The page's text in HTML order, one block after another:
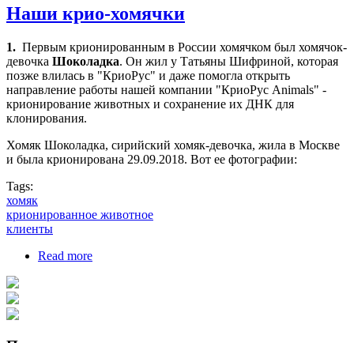
Наши крио-хомячки
1. Первым крионированным в России хомячком был хомячок-
девочка Шоколадка. Он жил у Татьяны Шифриной, которая
позже влилась в "КриоРус" и даже помогла открыть
направление работы нашей компании "КриоРус Animals" -
крионирование животных и сохранение их ДНК для
клонирования.
Хомяк Шоколадка, сирийский хомяк-девочка, жила в Москве
и была крионирована 29.09.2018. Вот ее фотографии:
Tags:
хомяк
крионированное животное
клиенты
Read more